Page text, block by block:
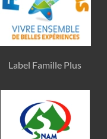
Label Famille Plus